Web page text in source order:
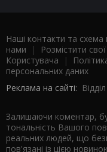
Наші контакти та схема
нами | Розмістити
Користувача |
персональних даних
Реклама на сайті:
Залишаючи коментар,
тональність Вашого
реальних людей, що
пов'язані із цією